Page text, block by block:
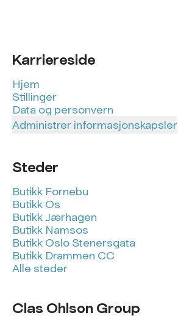
Karriereside
Hjem
Stillinger
Data og personvern
Administrer informasjonskapsler
Steder
Butikk Fornebu
Butikk Os
Butikk Jærhagen
Butikk Namsos
Butikk Oslo Stenersgata
Butikk Drammen CC
Alle steder
Clas Ohlson Group